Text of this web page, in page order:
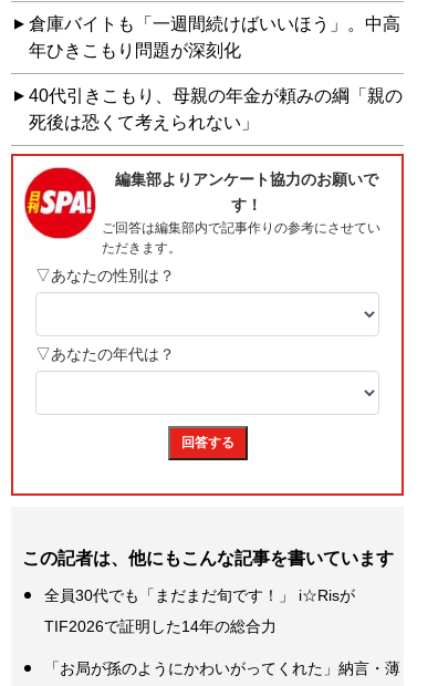
倉庫バイトも「一週間続けばいいほう」。中高
年ひきこもり問題が深刻化
40代引きこもり、母親の年金が頼みの綱「親の
死後は恐くて考えられない」
この記者は、他にもこんな記事を書いています
全員30代でも「まだまだ旬です！」 i☆Risが
TIF2026で証明した14年の総合力
「お局が孫のようにかわいがってくれた」納言・薄